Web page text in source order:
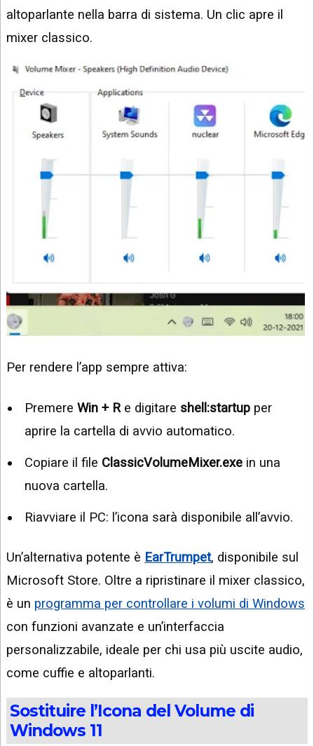
altoparlante nella barra di sistema. Un clic apre il
mixer classico.
Per rendere l’app sempre attiva:
Premere Win + R e digitare shell:startup per
aprire la cartella di avvio automatico.
Copiare il file ClassicVolumeMixer.exe in una
nuova cartella.
Riavviare il PC: l’icona sarà disponibile all’avvio.
Un’alternativa potente è EarTrumpet, disponibile sul
Microsoft Store. Oltre a ripristinare il mixer classico,
è un programma per controllare i volumi di Windows
con funzioni avanzate e un’interfaccia
personalizzabile, ideale per chi usa più uscite audio,
come cuffie e altoparlanti.
Sostituire l’Icona del Volume di
Windows 11